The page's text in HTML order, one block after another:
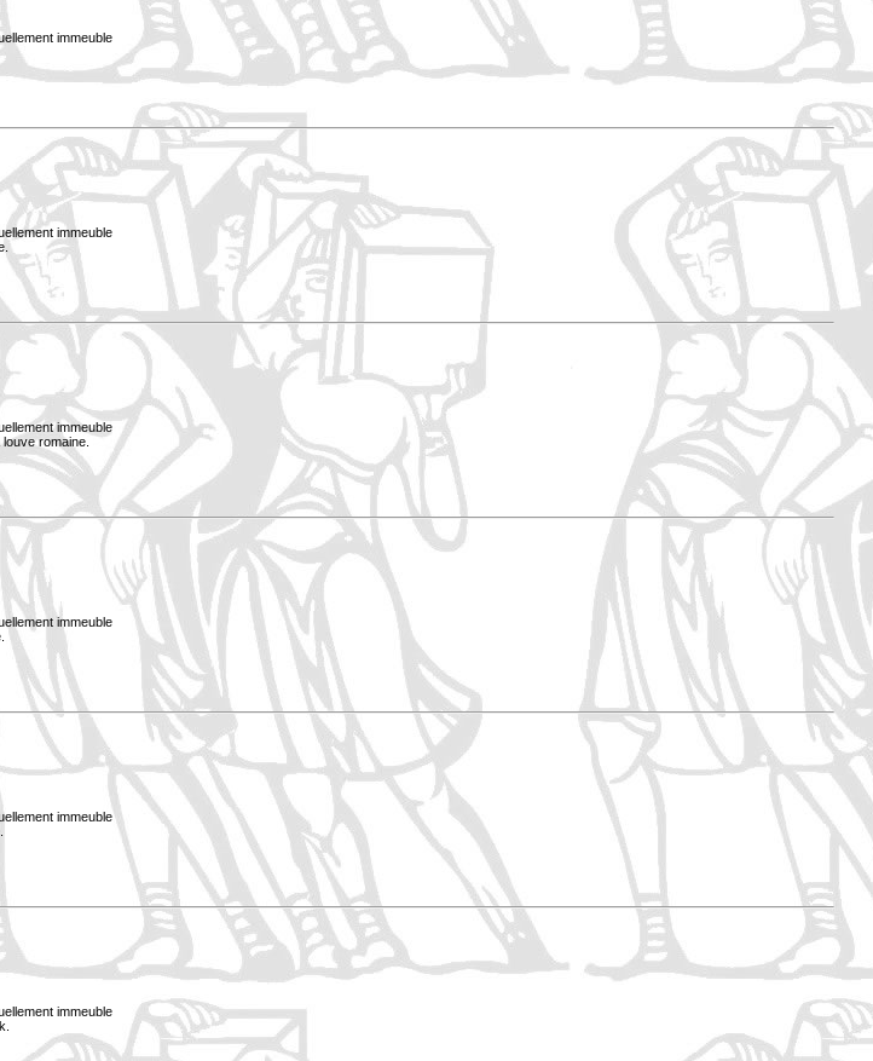
immeuble
immeuble
immeuble
romaine.
immeuble
immeuble
immeuble